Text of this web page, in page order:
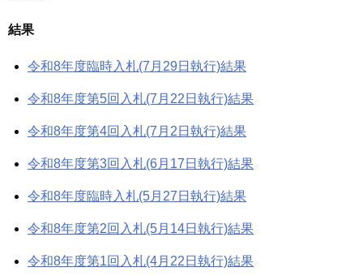
ョ
ン
結果
令和8年度臨時入札(7月29日執行)結果
令和8年度第5回入札(7月22日執行)結果
令和8年度第4回入札(7月2日執行)結果
令和8年度第3回入札(6月17日執行)結果
令和8年度臨時入札(5月27日執行)結果
令和8年度第2回入札(5月14日執行)結果
令和8年度第1回入札(4月22日執行)結果